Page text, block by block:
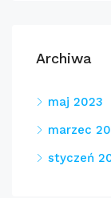
Archiwa
maj 2023
marzec
styczeń